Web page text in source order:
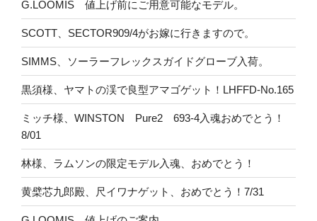
G.LOOMIS 値上げ前にご用意可能なモデル。
SCOTT、SECTOR909/4がお嫁に行きますので。
SIMMS、ソーラーフレックスガイドグローブ入荷。
黒須様、ヤマトの渓で良型アマゴゲット！LHFFD-No.165
ミッチ様、WINSTON Pure2 693-4入魂おめでとう！
8/01
林様、ラムソンの限定モデル入魂、おめでとう！
黄檗芯九郎殿、尺イワナゲット、おめでとう！7/31